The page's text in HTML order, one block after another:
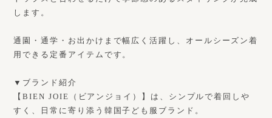
します。
通園・通学・お出かけまで幅広く活躍し、オールシーズン着
用できる定番アイテムです。
▼ブランド紹介
【BIEN JOIE（ビアンジョイ）】は、シンプルで着回しや
すく、日常に寄り添う韓国子ども服ブランド。